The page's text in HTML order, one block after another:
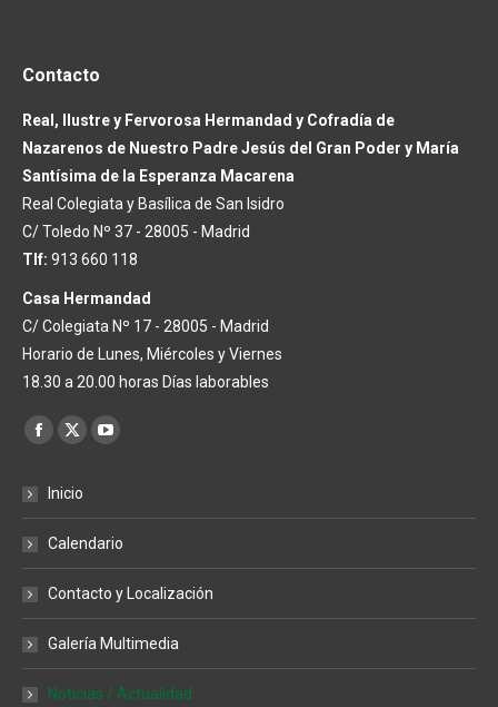
Contacto
Real, Ilustre y Fervorosa Hermandad y Cofradía de
Nazarenos de Nuestro Padre Jesús del Gran Poder y María
Santísima de la Esperanza Macarena
Real Colegiata y Basílica de San Isidro
C/ Toledo Nº 37 - 28005 - Madrid
Tlf: 913 660 118
Casa Hermandad
C/ Colegiata Nº 17 - 28005 - Madrid
Horario de Lunes, Miércoles y Viernes
18.30 a 20.00 horas Días laborables
Encuéntranos en:
Facebook
opens
window
X
opens
window
YouTube
window
Inicio
Calendario
Contacto y Localización
Galería Multimedia
Noticias / Actualidad